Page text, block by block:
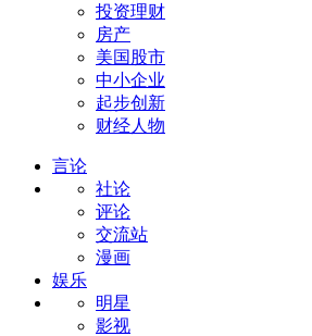
投资理财
房产
美国股市
中小企业
起步创新
财经人物
言论
社论
评论
交流站
漫画
娱乐
明星
影视